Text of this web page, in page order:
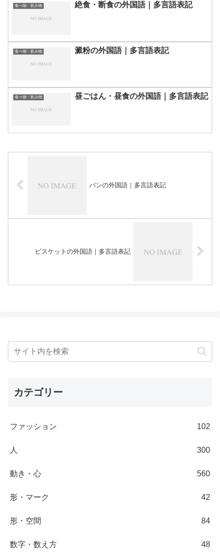
食べ物・飲み物 絶食・断食の外国語｜多言語表記
食べ物・飲み物 澱粉の外国語｜多言語表記
食べ物・飲み物 昼ごはん・昼食の外国語｜多言語表記
パンの外国語｜多言語表記
ビスケットの外国語｜多言語表記
カテゴリー
ファッション 102
人 300
動き・心 560
形・マーク 42
形・空間 84
数字・数え方 48